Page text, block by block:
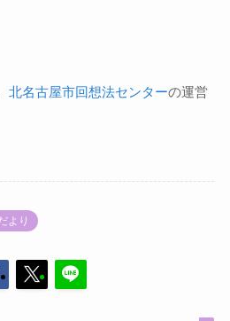
北名古屋市回想法センターの運営
より